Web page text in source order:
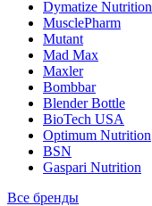
Dymatize Nutrition
MusclePharm
Mutant
Mad Max
Maxler
Bombbar
Blender Bottle
BioTech USA
Optimum Nutrition
BSN
Gaspari Nutrition
Все бренды